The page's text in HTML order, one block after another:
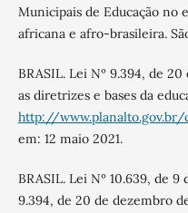
Municipais de Educação no
africana e afro-brasileira.
BRASIL. Lei Nº 9.394, de
as diretrizes e bases da
http://
em: 12 maio 2021.
BRASIL. Lei Nº 10.639, de
9.394, de 20 de dezembro